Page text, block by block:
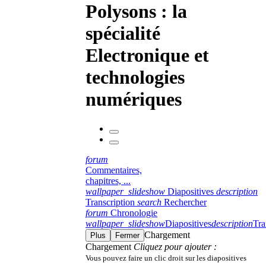
Polysons : la
spécialité
Electronique et
technologies
numériques
forum
Commentaires,
chapitres, ...
wallpaper_slideshow Diapositives description
Transcription search Rechercher
forum Chronologie
wallpaper_slideshowDiapositivesdescription
Plus Fermer Chargement
Chargement Cliquez pour ajouter :
Vous pouvez faire un clic droit sur les diapositives